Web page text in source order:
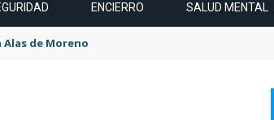
ENCIERRO SALUD MENTAL
de Moreno